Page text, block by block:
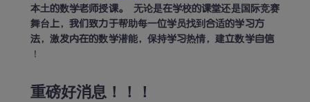
本土的数学老师授课。  无论是在学校的课堂还是国际竞赛
舞台上，我们致力于帮助每一位学员找到合适的学习方
法，激发内在的数学潜能，保持学习热情，建立数学自信
！
重磅好消息！！！